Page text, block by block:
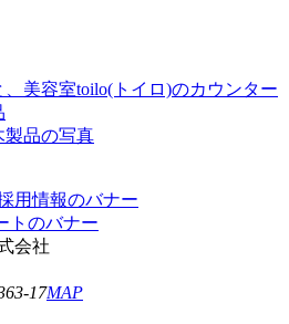
会社
17MAP